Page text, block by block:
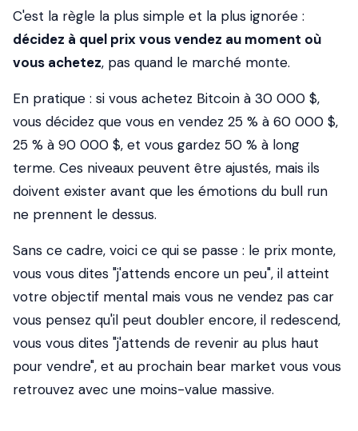
C'est la règle la plus simple et la plus ignorée :
décidez à quel prix vous vendez au moment où
vous achetez, pas quand le marché monte.
En pratique : si vous achetez Bitcoin à 30 000 $,
vous décidez que vous en vendez 25 % à 60 000 $,
25 % à 90 000 $, et vous gardez 50 % à long
terme. Ces niveaux peuvent être ajustés, mais ils
doivent exister avant que les émotions du bull run
ne prennent le dessus.
Sans ce cadre, voici ce qui se passe : le prix monte,
vous vous dites "j'attends encore un peu", il atteint
votre objectif mental mais vous ne vendez pas car
vous pensez qu'il peut doubler encore, il redescend,
vous vous dites "j'attends de revenir au plus haut
pour vendre", et au prochain bear market vous vous
retrouvez avec une moins-value massive.